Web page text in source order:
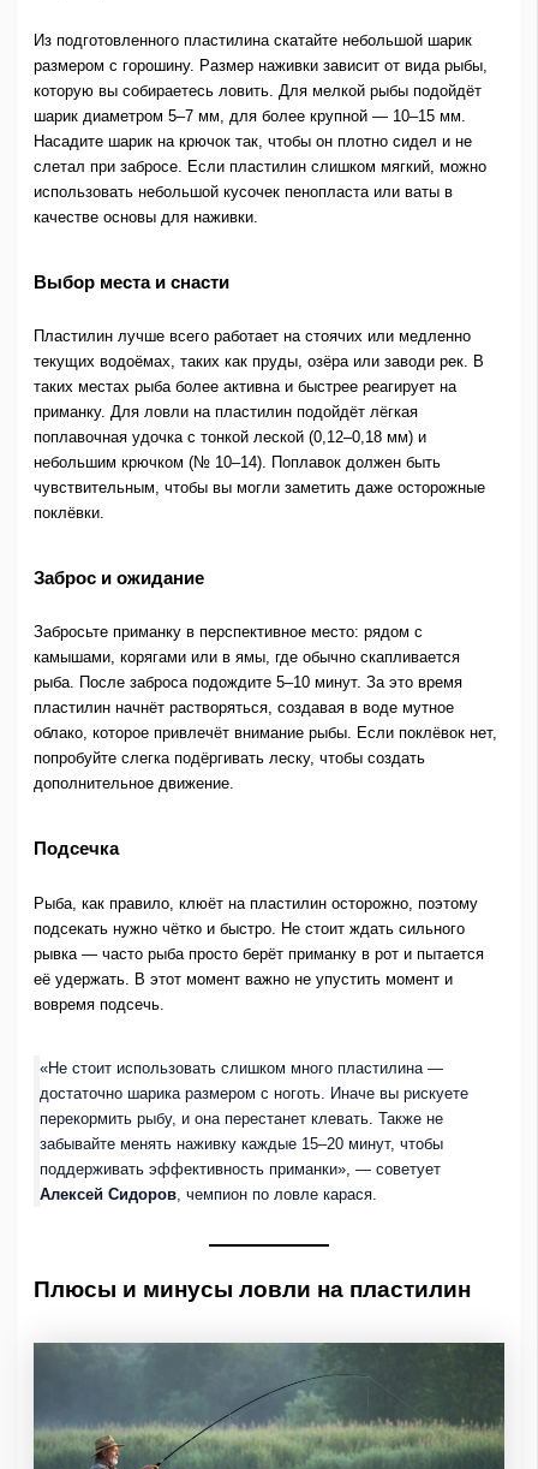
Из подготовленного пластилина скатайте небольшой шарик
размером с горошину. Размер наживки зависит от вида рыбы,
которую вы собираетесь ловить. Для мелкой рыбы подойдёт
шарик диаметром 5–7 мм, для более крупной — 10–15 мм.
Насадите шарик на крючок так, чтобы он плотно сидел и не
слетал при забросе. Если пластилин слишком мягкий, можно
использовать небольшой кусочек пенопласта или ваты в
качестве основы для наживки.
Выбор места и снасти
Пластилин лучше всего работает на стоячих или медленно
текущих водоёмах, таких как пруды, озёра или заводи рек. В
таких местах рыба более активна и быстрее реагирует на
приманку. Для ловли на пластилин подойдёт лёгкая
поплавочная удочка с тонкой леской (0,12–0,18 мм) и
небольшим крючком (№ 10–14). Поплавок должен быть
чувствительным, чтобы вы могли заметить даже осторожные
поклёвки.
Заброс и ожидание
Забросьте приманку в перспективное место: рядом с
камышами, корягами или в ямы, где обычно скапливается
рыба. После заброса подождите 5–10 минут. За это время
пластилин начнёт растворяться, создавая в воде мутное
облако, которое привлечёт внимание рыбы. Если поклёвок нет,
попробуйте слегка подёргивать леску, чтобы создать
дополнительное движение.
Подсечка
Рыба, как правило, клюёт на пластилин осторожно, поэтому
подсекать нужно чётко и быстро. Не стоит ждать сильного
рывка — часто рыба просто берёт приманку в рот и пытается
её удержать. В этот момент важно не упустить момент и
вовремя подсечь.
«Не стоит использовать слишком много пластилина —
достаточно шарика размером с ноготь. Иначе вы рискуете
перекормить рыбу, и она перестанет клевать. Также не
забывайте менять наживку каждые 15–20 минут, чтобы
поддерживать эффективность приманки», — советует
Алексей Сидоров, чемпион по ловле карася.
Плюсы и минусы ловли на пластилин